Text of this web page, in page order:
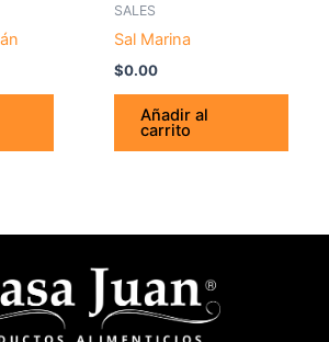
SALES
Sal Marina
$0.00
Añadir al
carrito